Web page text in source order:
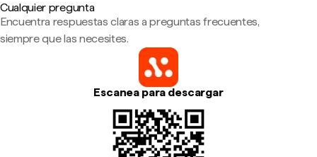
Cualquier pregunta
Encuentra respuestas claras a preguntas frecuentes,
siempre que las necesites.
Escanea para descargar